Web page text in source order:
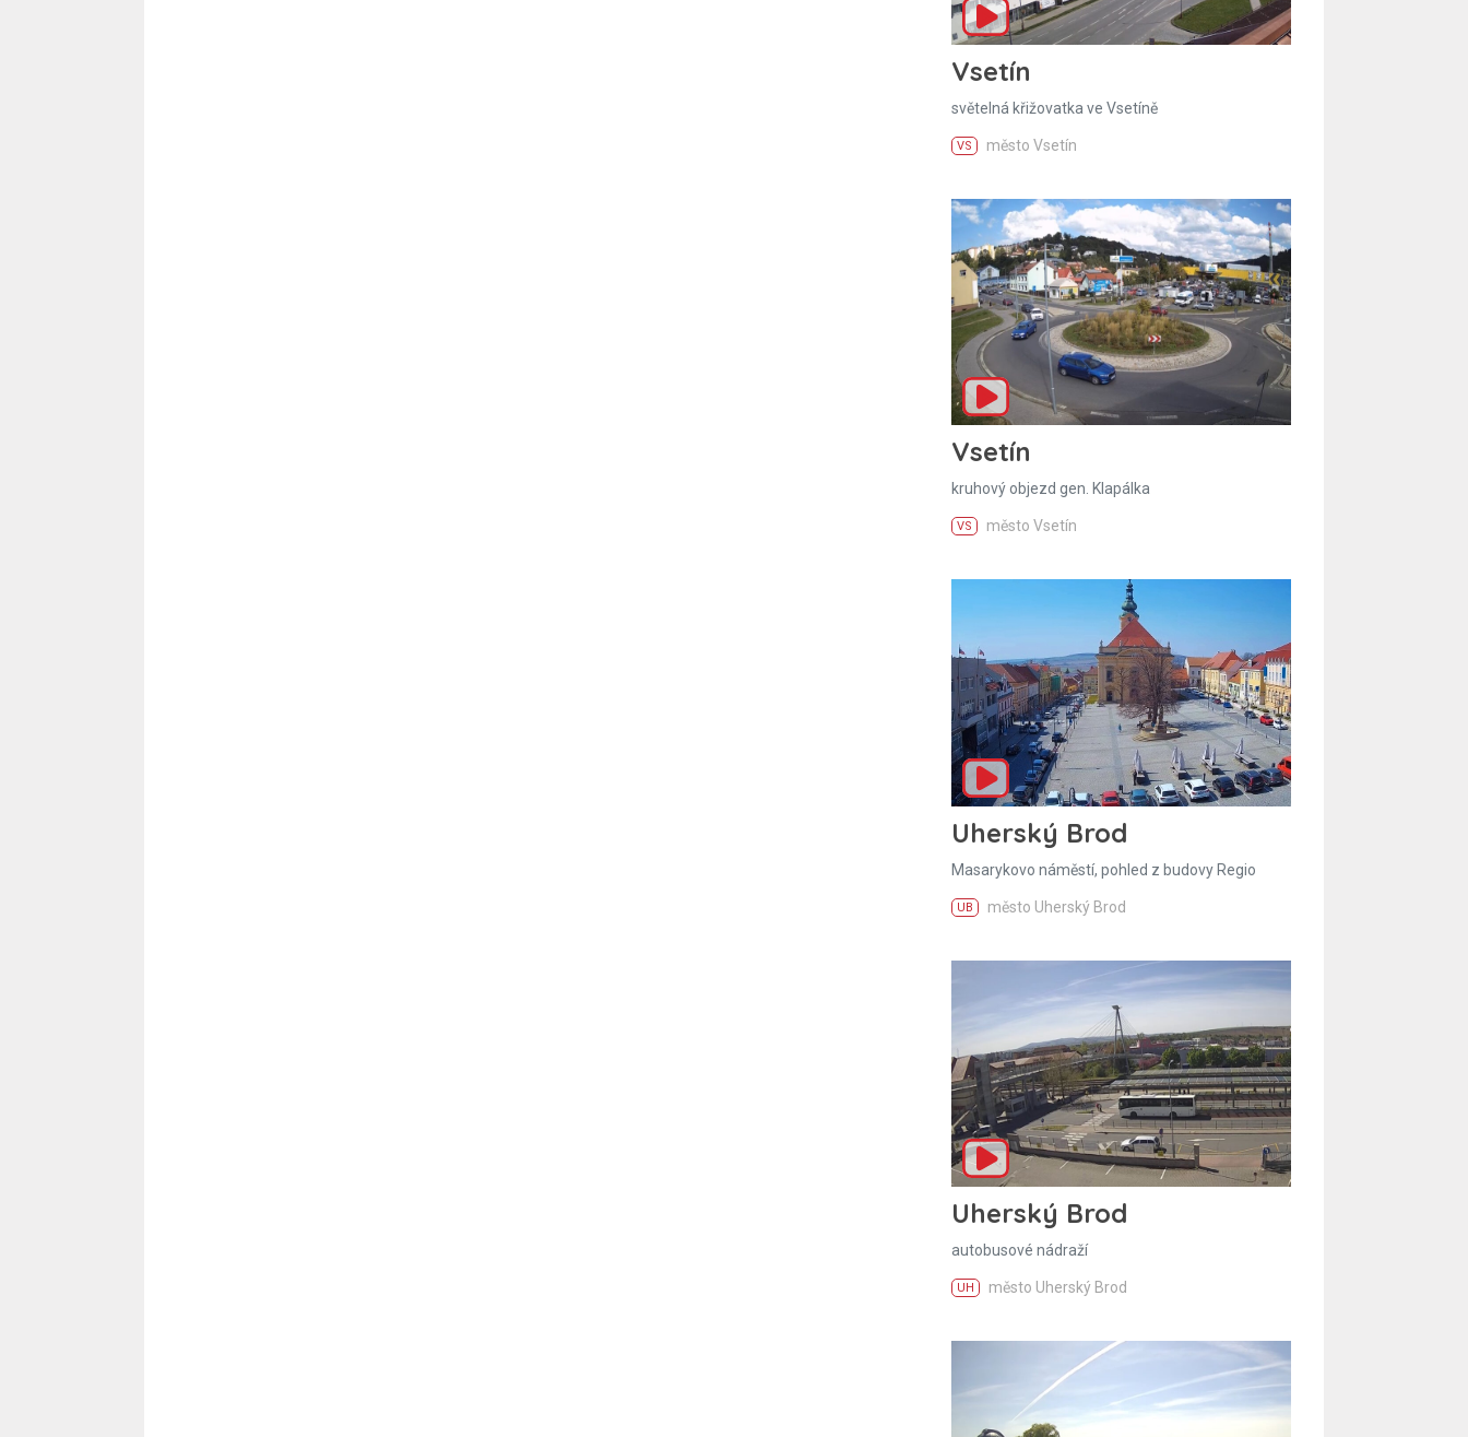
Vsetín
světelná křižovatka ve Vsetíně
VS město Vsetín
Vsetín
kruhový objezd gen. Klapálka
VS město Vsetín
Uherský Brod
Masarykovo náměstí, pohled z budovy Regio
UB město Uherský Brod
Uherský Brod
autobusové nádraží
UH město Uherský Brod